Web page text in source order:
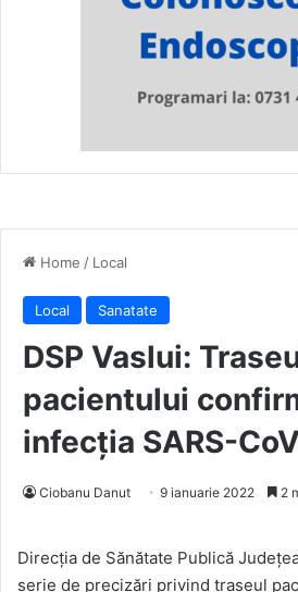
Home / Local
Local Sanatate
DSP Vaslui:
pacientului
infecţia SARS-
Ciobanu Danut 9 ianuarie 2022 2
Direcţia de Sănătate Publică
serie de precizări privind traseul